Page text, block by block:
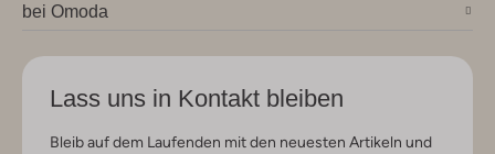
bei Omoda
Lass uns in Kontakt bleiben
Bleib auf dem Laufenden mit den neuesten Artikeln und